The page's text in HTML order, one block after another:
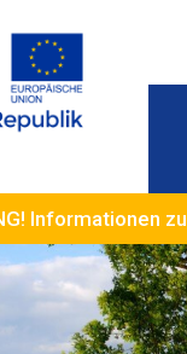
Informationen